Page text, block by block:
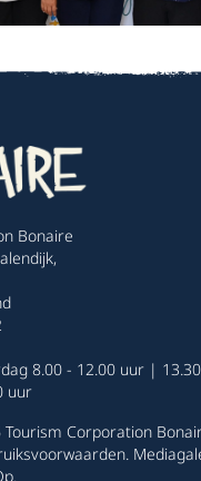
Bonaire
8.00 - 12.00 uur |
uur
Corporation
.
.